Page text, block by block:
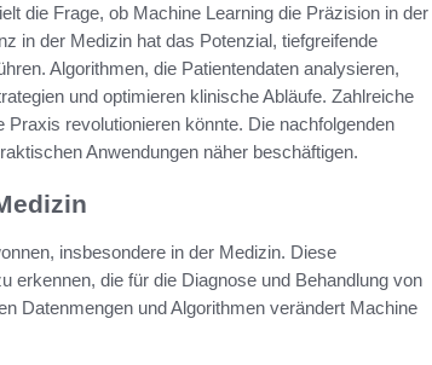
die Frage, ob Machine Learning die Präzision in der
in der Medizin hat das Potenzial, tiefgreifende
Algorithmen, die Patientendaten analysieren,
und optimieren klinische Abläufe. Zahlreiche
revolutionieren könnte. Die nachfolgenden
Anwendungen näher beschäftigen.
insbesondere in der Medizin. Diese
erkennen, die für die Diagnose und Behandlung von
Datenmengen und Algorithmen verändert Machine